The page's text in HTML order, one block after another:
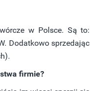
w Polsce. Są to:
Dodatkowo sprzedając
firmie?